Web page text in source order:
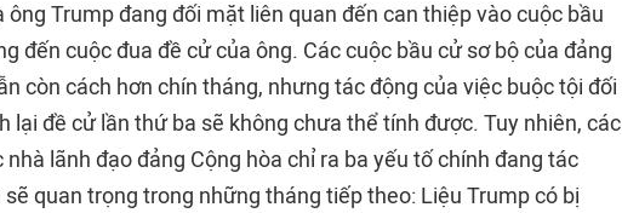
ông Trump đang đối mặt liên quan đến can thiệp vào cuộc bầu
đến cuộc đua đề cử của ông. Các cuộc bầu cử sơ bộ của đảng
còn cách hơn chín tháng, nhưng tác động của việc buộc tội đối
lại đề cử lần thứ ba sẽ không chưa thể tính được. Tuy nhiên, các
lãnh đạo đảng Cộng hòa chỉ ra ba yếu tố chính đang tác
quan trọng trong những tháng tiếp theo: Liệu Trump có bị